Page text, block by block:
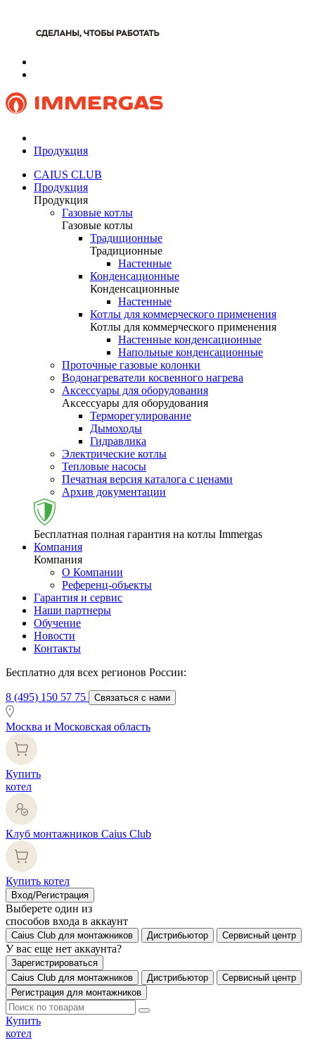
Продукция
CAIUS CLUB
Продукция
Продукция
Газовые котлы
Газовые котлы
Традиционные
Традиционные
Настенные
Конденсационные
Конденсационные
Настенные
Котлы для коммерческого применения
Котлы для коммерческого применения
Настенные конденсационные
Напольные конденсационные
Проточные газовые колонки
Водонагреватели косвенного нагрева
Аксессуары для оборудования
Аксессуары для оборудования
Терморегулирование
Дымоходы
Гидравлика
Электрические котлы
Тепловые насосы
Печатная версия каталога с ценами
Архив документации
Бесплатная полная гарантия на котлы Immergas
Компания
Компания
О Компании
Референц-объекты
Гарантия и сервис
Наши партнеры
Обучение
Новости
Контакты
Бесплатно для всех регионов России:
8 (495) 150 57 75 Связаться с нами
Москва и Московская область
Купить
котел
Клуб монтажников Caius Club
Купить котел
Вход/Регистрация
Выберете один из
способов входа в аккаунт
Caius Club для монтажников Дистрибьютор Сервисный центр
У вас еще нет аккаунта?
Зарегистрироваться
Caius Club для монтажников
Дистрибьютор
Сервисный центр
Регистрация для монтажников
Купить
котел